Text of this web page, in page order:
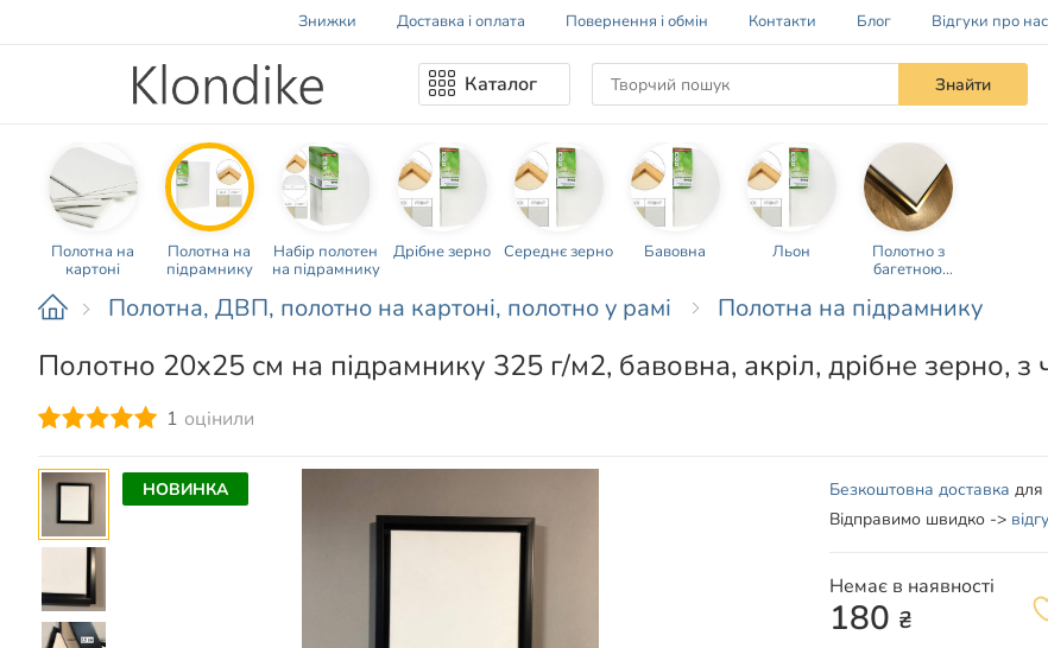
Знижки Доставка і оплата Повернення і обмін Контакти Блог Відгуки про нас
Каталог Знайти
Полотна на
картоні
Полотна на
підрамнику
Набір полотен
на підрамнику
Дрібне зерно Середнє зерно Бавовна Льон
Полотно з
багетною
Полотна, ДВП, полотно на картоні, полотно у рамі Полотна на підрамнику
Полотно 20х25 см на підрамнику 325 г/м2, бавовна, акріл, дрібне зерно,
1 оцінили
НОВИНКА Безкоштовна доставка для
Відправимо швидко ->
Немає в наявності
180 ₴